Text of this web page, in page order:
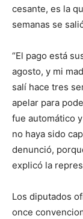
cesante, es la
semanas se
“El pago está
agosto, y mi
salí hace tres
apelar para
fue automático
no haya sido
denunció,
explicó la
Los diputados
once